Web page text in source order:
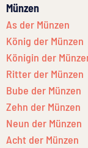
Münzen
As der Münzen
König der Münzen
Königin der
Ritter der Münzen
Bube der Münzen
Zehn der Münzen
Neun der Münzen
Acht der Münzen